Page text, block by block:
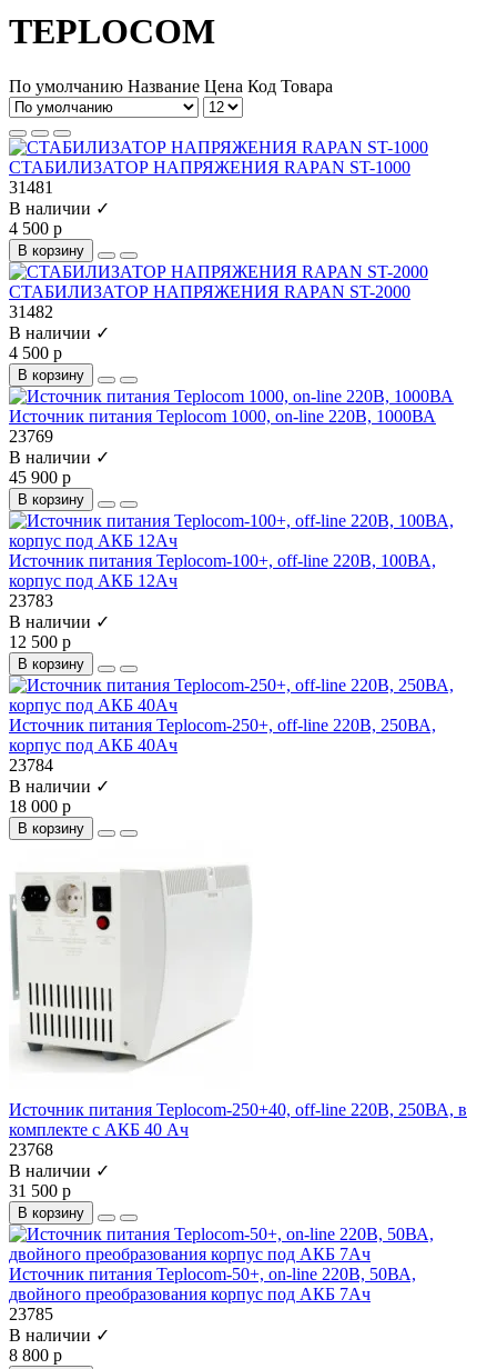
TEPLOCOM
По умолчанию Название Цена Код Товара
CТАБИЛИЗАТОР НАПРЯЖЕНИЯ RAPAN ST-1000
31481
В наличии ✓
4 500 р
В корзину
CТАБИЛИЗАТОР НАПРЯЖЕНИЯ RAPAN ST-2000
31482
В наличии ✓
4 500 р
В корзину
Источник питания Teplocom 1000, on-line 220В, 1000ВА
23769
В наличии ✓
45 900 р
В корзину
Источник питания Teplocom-100+, off-line 220В, 100ВА,
корпус под АКБ 12Ач
23783
В наличии ✓
12 500 р
В корзину
Источник питания Teplocom-250+, off-line 220В, 250ВА,
корпус под АКБ 40Ач
23784
В наличии ✓
18 000 р
В корзину
Источник питания Teplocom-250+40, off-line 220В, 250ВА, в
комплекте с АКБ 40 Ач
23768
В наличии ✓
31 500 р
В корзину
Источник питания Teplocom-50+, on-line 220B, 50ВА,
двойного преобразования корпус под АКБ 7Ач
23785
В наличии ✓
8 800 р